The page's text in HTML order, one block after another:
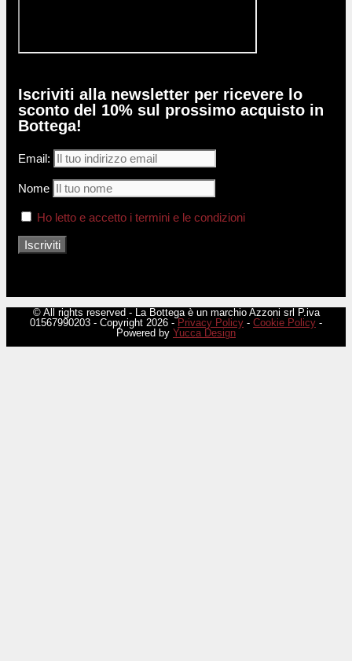
Iscriviti alla newsletter per ricevere lo
sconto del 10% sul prossimo acquisto in
Bottega!
Email:
Nome
Ho letto e accetto i termini e le condizioni
© All rights reserved - La Bottega è un marchio Azzoni srl P.iva
01567990203 - Copyright 2026 -Privacy Policy - Cookie Policy -
Powered by Yucca Design